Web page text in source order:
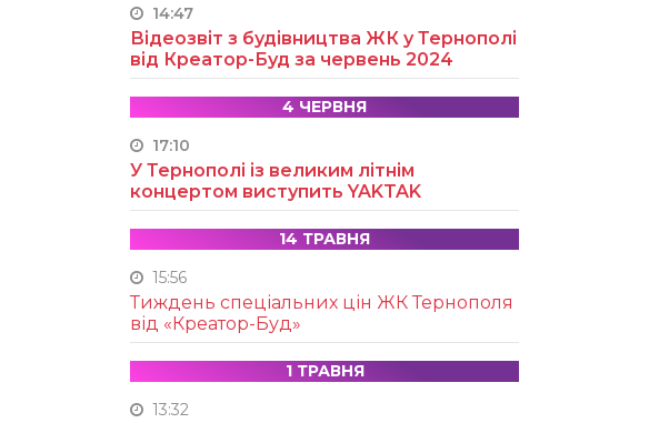
14:47
Відеозвіт з будівництва ЖК у Тернополі
від Креатор-Буд за червень 2024
4 ЧЕРВНЯ
17:10
У Тернополі із великим літнім
концертом виступить YAKTAK
14 ТРАВНЯ
15:56
Тиждень спеціальних цін ЖК Тернополя
від «Креатор-Буд»
1 ТРАВНЯ
13:32